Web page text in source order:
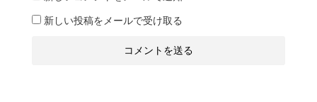
新しい投稿をメールで受け取る